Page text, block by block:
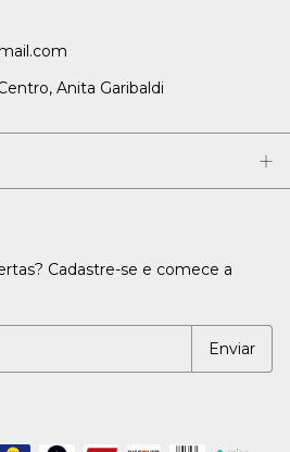
Anita Garibaldi
Cadastre-se e comece a